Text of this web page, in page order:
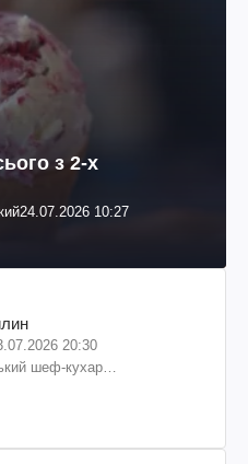
з 2-х
24.07.2026 10:27
20:30
шеф-кухар